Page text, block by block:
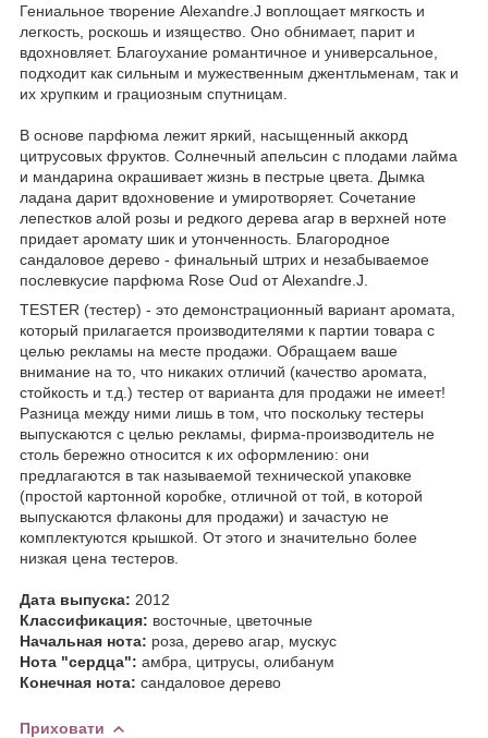
Гениальное творение Alexandre.J воплощает мягкость и
легкость, роскошь и изящество. Оно обнимает, парит и
вдохновляет. Благоухание романтичное и универсальное,
подходит как сильным и мужественным джентльменам, так и
их хрупким и грациозным спутницам.
В основе парфюма лежит яркий, насыщенный аккорд
цитрусовых фруктов. Солнечный апельсин с плодами лайма
и мандарина окрашивает жизнь в пестрые цвета. Дымка
ладана дарит вдохновение и умиротворяет. Сочетание
лепестков алой розы и редкого дерева агар в верхней ноте
придает аромату шик и утонченность. Благородное
сандаловое дерево - финальный штрих и незабываемое
послевкусие парфюма Rose Oud от Alexandre.J.
TESTER (тестер) - это демонстрационный вариант аромата,
который прилагается производителями к партии товара с
целью рекламы на месте продажи. Обращаем ваше
внимание на то, что никаких отличий (качество аромата,
стойкость и т.д.) тестер от варианта для продажи не имеет!
Разница между ними лишь в том, что поскольку тестеры
выпускаются с целью рекламы, фирма-производитель не
столь бережно относится к их оформлению: они
предлагаются в так называемой технической упаковке
(простой картонной коробке, отличной от той, в которой
выпускаются флаконы для продажи) и зачастую не
комплектуются крышкой. От этого и значительно более
низкая цена тестеров.
Дата выпуска: 2012
Классификация: восточные, цветочные
Начальная нота: роза, дерево агар, мускус
Нота "сердца": амбра, цитрусы, олибанум
Конечная нота: сандаловое дерево
Приховати